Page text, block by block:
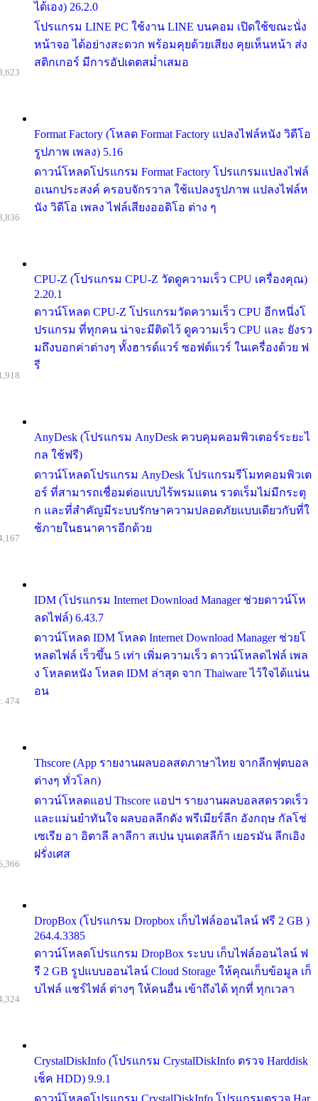
ได้เอง) 26.2.0
โปรแกรม LINE PC ใช้งาน LINE บนคอม เปิดใช้ขณะนั่ง
หน้าจอ ได้อย่างสะดวก พร้อมคุยด้วยเสียง คุยเห็นหน้า ส่ง
สติกเกอร์ มีการอัปเดตสม่ำเสมอ
Format Factory (โหลด Format Factory แปลงไฟล์หนัง วิดีโอ
รูปภาพ เพลง) 5.16
ดาวน์โหลดโปรแกรม Format Factory โปรแกรมแปลงไฟล์
อเนกประสงค์ ครอบจักรวาล ใช้แปลงรูปภาพ แปลงไฟล์ห
นัง วิดีโอ เพลง ไฟล์เสียงออดิโอ ต่าง ๆ
CPU-Z (โปรแกรม CPU-Z วัดดูความเร็ว CPU เครื่องคุณ)
2.20.1
ดาวน์โหลด CPU-Z โปรแกรมวัดความเร็ว CPU อีกหนึ่งโ
ปรแกรม ที่ทุกคน น่าจะมีติดไว้ ดูความเร็ว CPU และ ยังรว
มถึงบอกค่าต่างๆ ทั้งฮารด์แวร์ ซอฟต์แวร์ ในเครื่องด้วย ฟ
รี
AnyDesk (โปรแกรม AnyDesk ควบคุมคอมพิวเตอร์ระยะไ
กล ใช้ฟรี)
ดาวน์โหลดโปรแกรม AnyDesk โปรแกรมรีโมทคอมพิวเต
อร์ ที่สามารถเชื่อมต่อแบบไร้พรมแดน รวดเร็มไม่มีกระตุ
ก และที่สำคัญมีระบบรักษาความปลอดภัยแบบเดียวกับที่ใ
ช้ภายในธนาคารอีกด้วย
IDM (โปรแกรม Internet Download Manager ช่วยดาวน์โห
ลดไฟล์) 6.43.7
ดาวน์โหลด IDM โหลด Internet Download Manager ช่วยโ
หลดไฟล์ เร็วขึ้น 5 เท่า เพิ่มความเร็ว ดาวน์โหลดไฟล์ เพล
ง โหลดหนัง โหลด IDM ล่าสุด จาก Thaiware ไว้ใจได้แน่น
อน
Thscore (App รายงานผลบอลสดภาษาไทย จากลีกฟุตบอล
ต่างๆ ทั่วโลก)
ดาวน์โหลดแอป Thscore แอปฯ รายงานผลบอลสดรวดเร็ว
และแม่นยำทันใจ ผลบอลลีกดัง พรีเมียร์ลีก อังกฤษ กัลโช่
เซเรีย อา อิตาลี ลาลีกา สเปน บุนเดสลีก้า เยอรมัน ลีกเอิง
ฝรั่งเศส
474
DropBox (โปรแกรม Dropbox เก็บไฟล์ออนไลน์ ฟรี 2 GB )
264.4.3385
ดาวน์โหลดโปรแกรม DropBox ระบบ เก็บไฟล์ออนไลน์ ฟ
รี 2 GB รูปแบบออนไลน์ Cloud Storage ให้คุณเก็บข้อมูล เก็
บไฟล์ แชร์ไฟล์ ต่างๆ ให้คนอื่น เข้าถึงได้ ทุกที่ ทุกเวลา
CrystalDiskInfo (โปรแกรม CrystalDiskInfo ตรวจ Harddisk
เช็ค HDD) 9.9.1
ดาวน์โหลดโปรแกรม CrystalDiskInfo โปรแกรมตรวจ Har